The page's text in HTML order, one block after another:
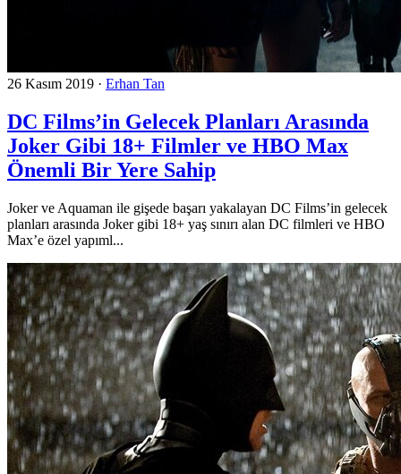
26 Kasım 2019 · Erhan Tan
DC Films’in Gelecek Planları Arasında
Joker Gibi 18+ Filmler ve HBO Max
Önemli Bir Yere Sahip
Joker ve Aquaman ile gişede başarı yakalayan DC Films’in gelecek
planları arasında Joker gibi 18+ yaş sınırı alan DC filmleri ve HBO
Max’e özel yapıml...